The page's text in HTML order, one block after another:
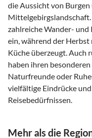
die Aussicht von
zahlreiche Wander- und
ein, während der
Küche überzeugt. Auch
haben ihren
Naturfreunde oder
vielfältige Eindrücke
Reisebedürfnissen.
Mehr als die